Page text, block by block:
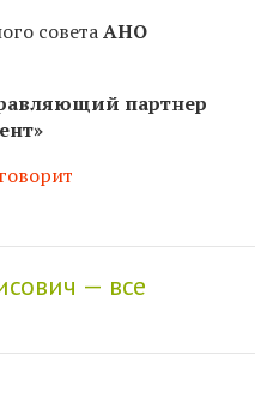
советаАНО
партнер
— все